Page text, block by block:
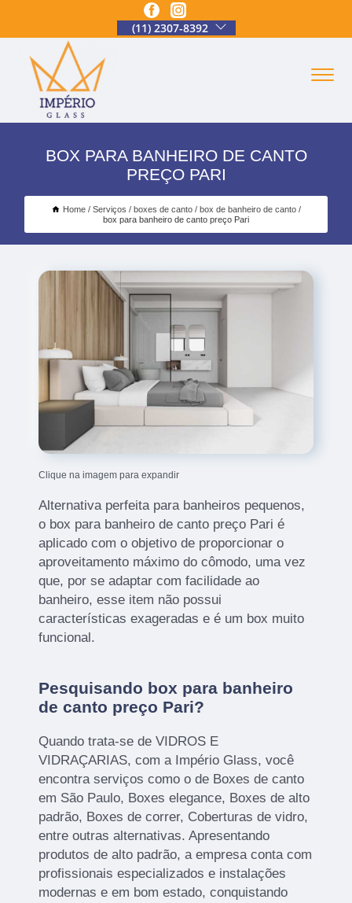
(11) 2307-8392
BOX PARA BANHEIRO DE CANTO
PREÇO PARI
Home Serviços boxes de canto
box de banheiro de canto
box para banheiro de canto preço Pari
Clique na imagem para expandir
Alternativa perfeita para banheiros pequenos,
o box para banheiro de canto preço Pari é
aplicado com o objetivo de proporcionar o
aproveitamento máximo do cômodo, uma vez
que, por se adaptar com facilidade ao
banheiro, esse item não possui
características exageradas e é um box muito
funcional.
Pesquisando box para banheiro
de canto preço Pari?
Quando trata-se de VIDROS E
VIDRAÇARIAS, com a Império Glass, você
encontra serviços como o de Boxes de canto
em São Paulo, Boxes elegance, Boxes de alto
padrão, Boxes de correr, Coberturas de vidro,
entre outras alternativas. Apresentando
produtos de alto padrão, a empresa conta com
profissionais especializados e instalações
modernas e em bom estado, conquistando